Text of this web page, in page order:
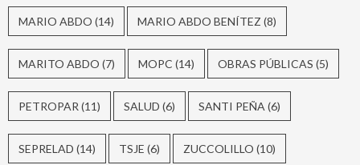
MARIO ABDO (14) MARIO ABDO BENÍTEZ (8)
MARITO ABDO (7) MOPC (14) OBRAS PÚBLICAS (5)
PETROPAR(11) SALUD (6) SANTI PEÑA(6)
SEPRELAD (14) TSJE (6) ZUCCOLILLO (10)